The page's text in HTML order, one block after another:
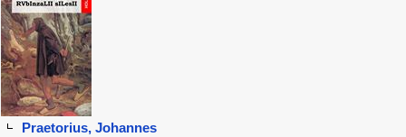
Praetorius, Johannes